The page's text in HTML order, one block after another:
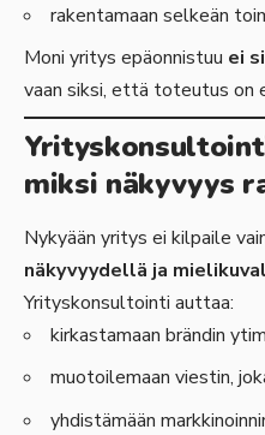
rakentamaan selkeän
Moni yritys epäonnistuu ei
vaan siksi, että toteutus on
miksi näkyvyys
Nykyään yritys ei kilpaile
näkyvyydellä ja
Yrityskonsultointi auttaa:
kirkastamaan brändin
muotoilemaan viestin,
yhdistämään